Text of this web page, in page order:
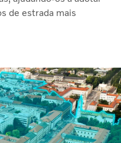
de estrada mais